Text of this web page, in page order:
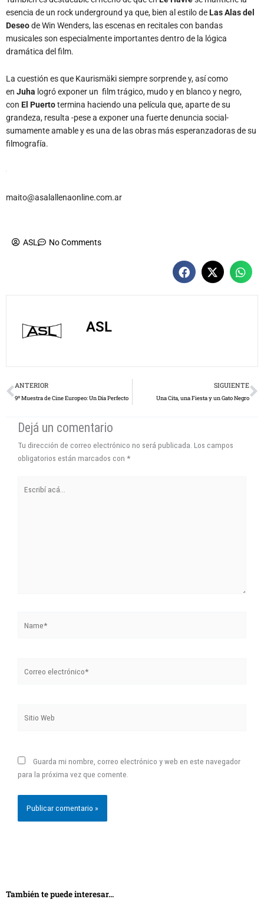
esencia de un rock underground ya que, bien al estilo deLas Alas del
Deseode Win Wenders, las escenas en recitales con bandas
musicales son especialmente importantes dentro de la lógica
dramática del film.
La cuestión es que Kaurismäki siempre sorprende y, así como
en Juha logró exponer un film trágico, mudo y en blanco y negro,
con El Puertotermina haciendo una película que, aparte de su
grandeza, resulta -pese a exponer una fuerte denuncia social-
sumamente amable y es una de las obras más esperanzadoras de su
filmografía.
maito@asalallenaonline.com.ar
ASL No Comments
ASL
Prev
ANTERIOR
9º Muestra de Cine Europeo: Un Día Perfecto
SIGUIENTE
Una Cita, una Fiesta y un Gato Negro
Dejá un comentario
Tu dirección de correo electrónico no será publicada. Los campos
obligatorios están marcados con *
acá...
electrónico*
Web
Guarda mi nombre, correo electrónico y web en este navegador
para la próxima vez que comente.
También te puede interesar...